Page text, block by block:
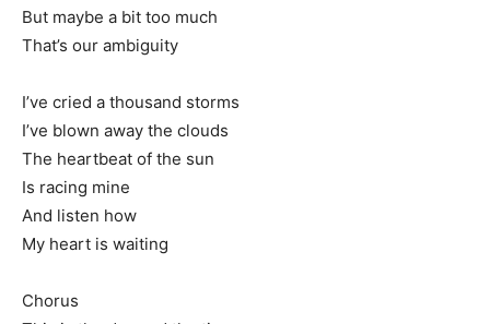
But maybe a bit too much
That’s our ambiguity
I’ve cried a thousand storms
I’ve blown away the clouds
The heartbeat of the sun
Is racing mine
And listen how
My heart is waiting
Chorus